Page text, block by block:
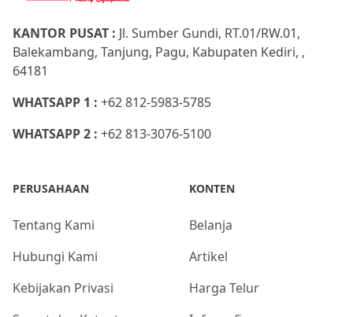
KANTOR PUSAT : Jl. Sumber Gundi, RT.01/RW.01,
Balekambang, Tanjung, Pagu, Kabupaten Kediri, ,
64181
WHATSAPP 1 : +62 812-5983-5785
WHATSAPP 2 : +62 813-3076-5100
PERUSAHAAN
Tentang Kami
Hubungi Kami
Kebijakan Privasi
KONTEN
Belanja
Artikel
Harga Telur